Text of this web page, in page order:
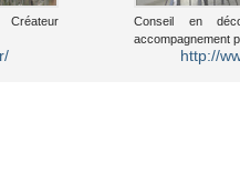
Créateur
Conseil en
accompagnement
http://